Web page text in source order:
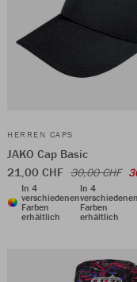
HERREN CAPS
JAKO Cap Basic
21,00 CHF 30,00 CHF
In 4
verschiedenen
Farben
erhältlich
In 4
Farben
erhältlich